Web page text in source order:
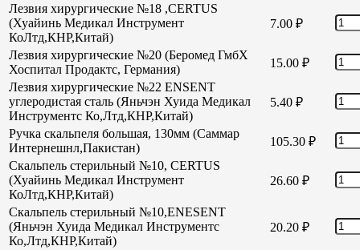
Лезвия хирургические №18 ,CERTUS
(Хуайинь Медикал Инструмент
КоЛтд,КНР,Китай)
7.00 ₽
Лезвия хирургические №20 (Беромед ГмбХ
Хоспитал Продактс, Германия)
15.00 ₽
Лезвия хирургические №22 ENSENT
углеродистая сталь (Яньчэн Хуида Медикал
Инструментс Ко,Лтд,КНР,Китай)
5.40 ₽
Ручка скальпеля большая, 130мм (Саммар
Интернешнл,Пакистан)
105.30 ₽
Скальпель стерильный №10, CERTUS
(Хуайинь Медикал Инструмент
КоЛтд,КНР,Китай)
26.60 ₽
Скальпель стерильный №10,ENESENT
(Яньчэн Хуида Медикал Инструментс
Ко,Лтд,КНР,Китай)
20.20 ₽